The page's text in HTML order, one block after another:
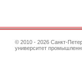
© 2010 - 2026 Санкт-
университет